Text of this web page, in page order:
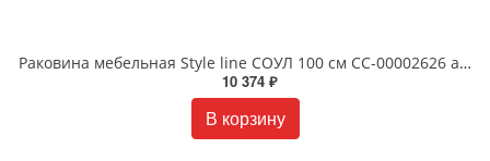
Раковина мебельная Style line СОУЛ 100 см СС-00002626 антрацит
10 374 ₽
В корзину